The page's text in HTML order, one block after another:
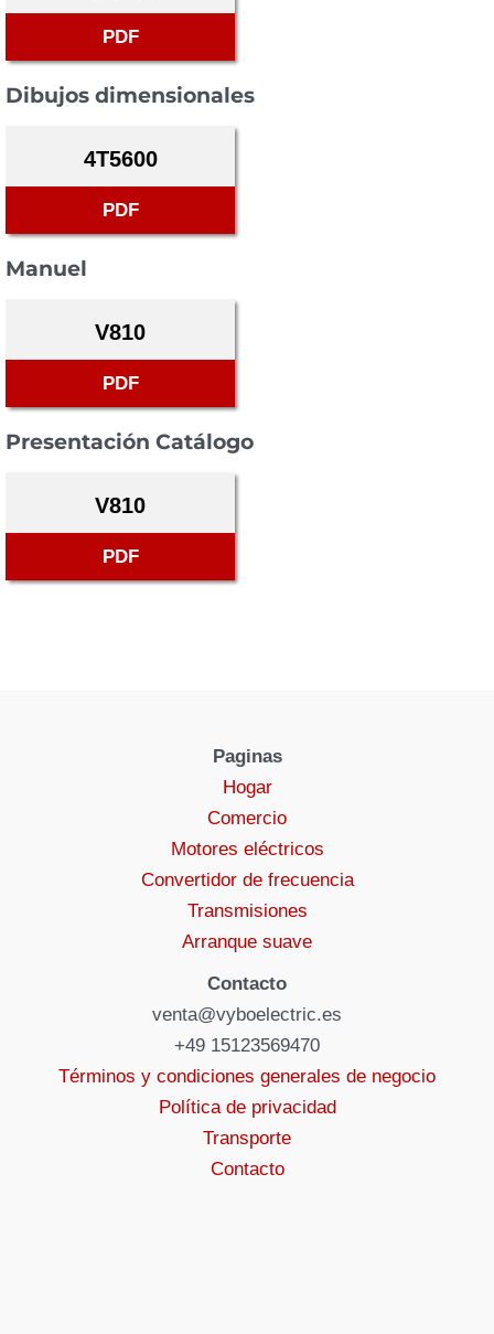
PDF
Dibujos dimensionales
4T5600
PDF
Manuel
V810
PDF
Presentación Catálogo
V810
PDF
Paginas
Hogar
Comercio
Motores eléctricos
Convertidor de frecuencia
Transmisiones
Arranque suave
Contacto
venta@vyboelectric.es
+49 15123569470
Términos y condiciones generales de negocio
Política de privacidad
Transporte
Contacto